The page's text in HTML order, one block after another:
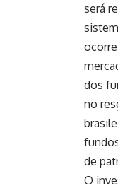
será
dos
no
de
O